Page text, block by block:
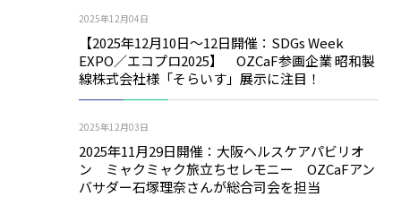
2025年12月04日
【2025年12月10日～12日開催：SDGs Week
EXPO／エコプロ2025】 OZCaF参画企業 昭和製
線株式会社様「そらいす」展示に注目！
2025年12月03日
2025年11月29日開催：大阪ヘルスケアパビリオ
ン ミャクミャク旅立ちセレモニー OZCaFアン
バサダー石塚理奈さんが総合司会を担当